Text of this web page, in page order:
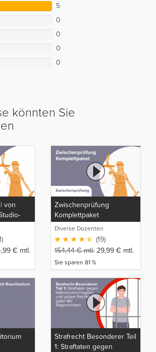
5
0
0
0
0
könnten Sie
von
€ mtl.
Zwischenprüfung
Komplettpaket
Diverse Dozenten
(19)
154,44€mtl. 29,99 € mtl.
Sie sparen 81 %
Strafrecht Besonderer Teil
1: Straftaten gegen